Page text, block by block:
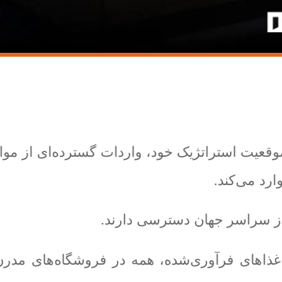
استراتژیک خود، واردات گسترده‌ای از
سراسر جهان دسترسی دارند.
فرآوری‌شده، همه در فروشگاه‌های